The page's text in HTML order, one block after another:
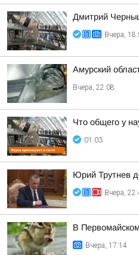
Дмитрий
Вчера,
Амурский
Вчера, 22:08
Что общего у
01:03
Юрий Трутнев
Вчера,
В
Вчера, 17:14